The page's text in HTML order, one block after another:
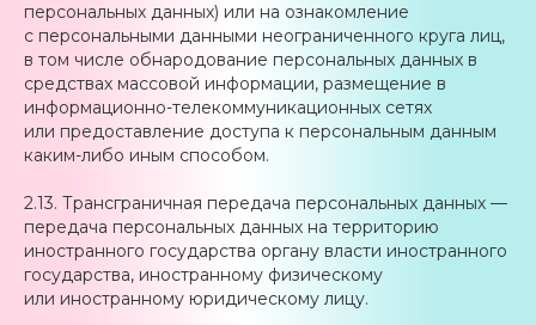
персональных данных) или на ознакомление
с персональными данными неограниченного круга лиц,
в том числе обнародование персональных данных в
средствах массовой информации, размещение в
информационно-телекоммуникационных сетях
или предоставление доступа к персональным данным
каким-либо иным способом.
2.13. Трансграничная передача персональных данных —
передача персональных данных на территорию
иностранного государства органу власти иностранного
государства, иностранному физическому
или иностранному юридическому лицу.